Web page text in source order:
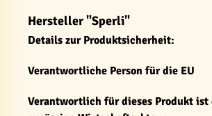
Hersteller "Sperli"
Details zur Produktsicherheit:
Verantwortliche Person für die EU
Verantwortlich für dieses Produkt ist